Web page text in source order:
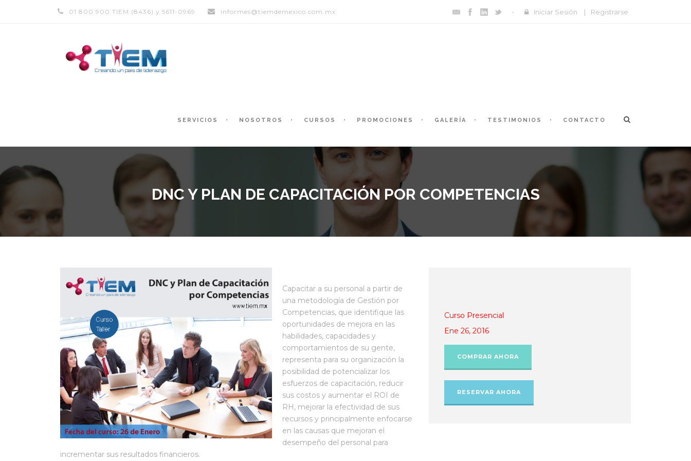
01 800 900 TIEM (8436) y 5611-0969 informes@tiemdemexico.com.mx Iniciar Sesión | Registrarse
SERVICIOS NOSOTROS CURSOS PROMOCIONES GALERÍA TESTIMONIOS CONTACTO
DNC Y PLAN DE CAPACITACIÓN POR COMPETENCIAS
Curso Presencial
Ene 26, 2016
COMPRAR AHORA
RESERVAR AHORA
Capacitar a su personal a partir de
una metodología de Gestión por
Competencias, que identifique las
oportunidades de mejora en las
habilidades, capacidades y
comportamientos de su gente,
representa para su organización la
posibilidad de potencializar los
esfuerzos de capacitación, reducir
sus costos y aumentar el ROI de
RH, mejorar la efectividad de sus
recursos y principalmente enfocarse
en las causas que mejoran el
desempeño del personal para
incrementar sus resultados financieros.